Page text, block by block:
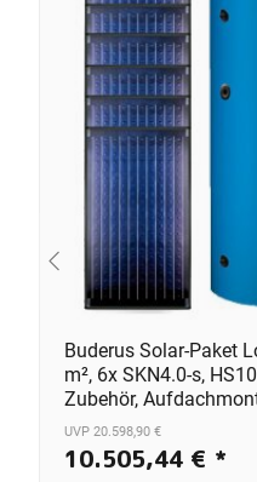
Buderus Solar-Paket
m², 6x SKN4.0-s,
Zubehör,
UVP 20.598,90 €
10.505,44 € *